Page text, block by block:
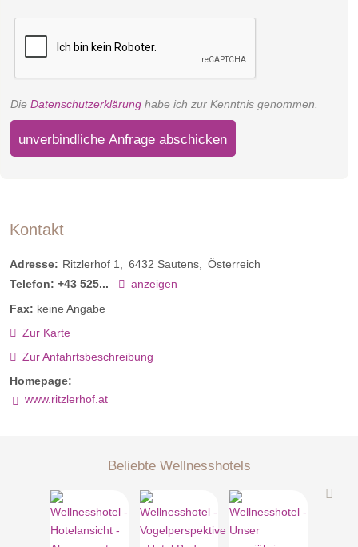
Die Datenschutzerklärung habe ich zur Kenntnis genommen.
unverbindliche Anfrage abschicken
Kontakt
Adresse: Ritzlerhof 1 6432 Sautens
Österreich
Telefon: +43 525...
anzeigen
Fax: keine Angabe
Zur Karte
Zur Anfahrtsbeschreibung
Homepage:
www.ritzlerhof.at
Beliebte Wellnesshotels